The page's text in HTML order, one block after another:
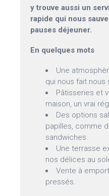
y trouve aussi un
rapide qui nous
pauses déjeuner.
En quelques mots
Une
qui nous fait nous
Pâtisseries et
maison, un vrai
Des options
papilles, comme
sandwiches.
Une terrasse
nos délices au
Vente à
pressés.